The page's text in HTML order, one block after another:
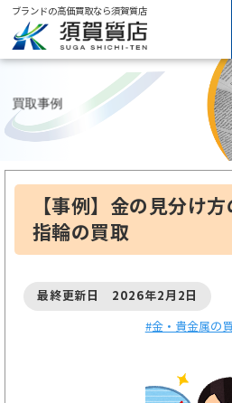
ブランドの高価買取なら須賀質店
ブランド買取 金・貴金属買取 18
買取事例
【事例】金の見分け
指輪の買取
最終更新日 2026年2月2日
#金・貴金属の